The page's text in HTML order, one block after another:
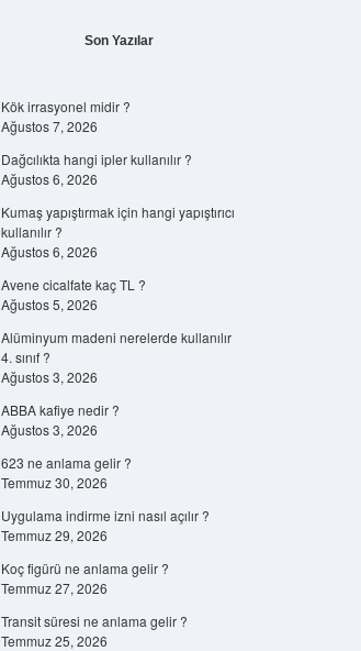
Son Yazılar
Kök irrasyonel midir ?
Ağustos 7, 2026
Dağcılıkta hangi ipler kullanılır ?
Ağustos 6, 2026
Kumaş yapıştırmak için hangi yapıştırıcı
kullanılır ?
Ağustos 6, 2026
Avene cicalfate kaç TL ?
Ağustos 5, 2026
Alüminyum madeni nerelerde kullanılır
4. sınıf ?
Ağustos 3, 2026
ABBA kafiye nedir ?
Ağustos 3, 2026
623 ne anlama gelir ?
Temmuz 30, 2026
Uygulama indirme izni nasıl açılır ?
Temmuz 29, 2026
Koç figürü ne anlama gelir ?
Temmuz 27, 2026
Transit süresi ne anlama gelir ?
Temmuz 25, 2026